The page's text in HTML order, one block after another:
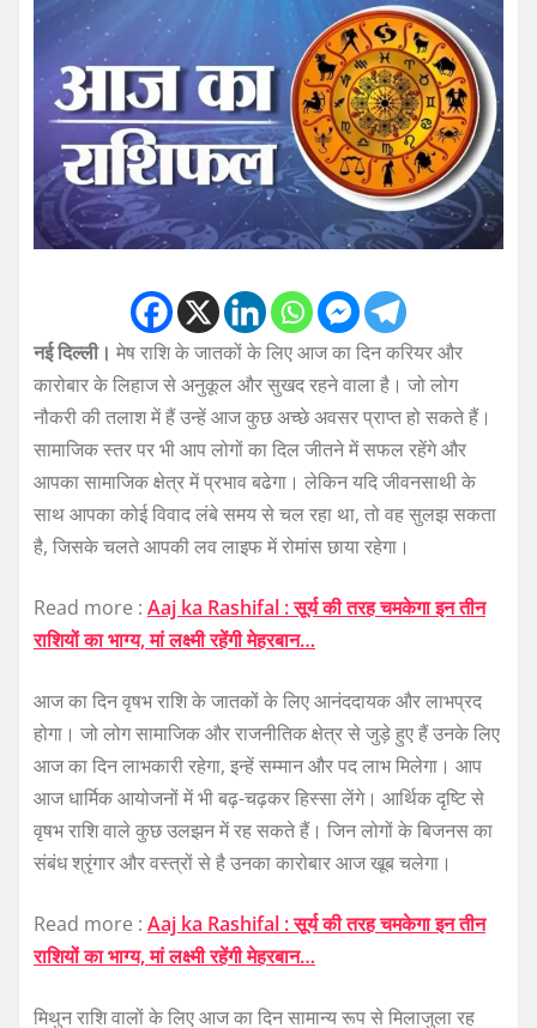
नई दिल्ली। मेष राशि के जातकों के लिए आज का दिन करियर और
कारोबार के लिहाज से अनुकूल और सुखद रहने वाला है। जो लोग
नौकरी की तलाश में हैं उन्हें आज कुछ अच्छे अवसर प्राप्त हो सकते हैं।
सामाजिक स्तर पर भी आप लोगों का दिल जीतने में सफल रहेंगे और
आपका सामाजिक क्षेत्र में प्रभाव बढेगा। लेकिन यदि जीवनसाथी के
साथ आपका कोई विवाद लंबे समय से चल रहा था, तो वह सुलझ सकता
है, जिसके चलते आपकी लव लाइफ में रोमांस छाया रहेगा।
Read more : Aaj ka Rashifal : सूर्य की तरह चमकेगा इन तीन
राशियों का भाग्य, मां लक्ष्मी रहेंगी मेहरबान…
आज का दिन वृषभ राशि के जातकों के लिए आनंददायक और लाभप्रद
होगा। जो लोग सामाजिक और राजनीतिक क्षेत्र से जुड़े हुए हैं उनके लिए
आज का दिन लाभकारी रहेगा, इन्हें सम्मान और पद लाभ मिलेगा। आप
आज धार्मिक आयोजनों में भी बढ़-चढ़कर हिस्सा लेंगे। आर्थिक दृष्टि से
वृषभ राशि वाले कुछ उलझन में रह सकते हैं। जिन लोगों के बिजनस का
संबंध श्रृंगार और वस्त्रों से है उनका कारोबार आज खूब चलेगा।
Read more : Aaj ka Rashifal : सूर्य की तरह चमकेगा इन तीन
राशियों का भाग्य, मां लक्ष्मी रहेंगी मेहरबान…
मिथुन राशि वालों के लिए आज का दिन सामान्य रूप से मिलाजुला रह